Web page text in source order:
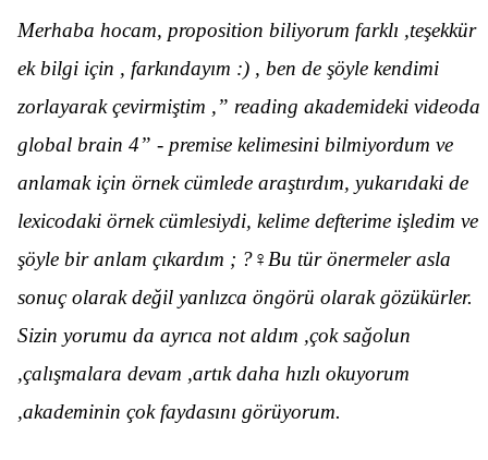
Merhaba hocam, proposition biliyorum farklı ,teşekkür
ek bilgi için , farkındayım :) , ben de şöyle kendimi
zorlayarak çevirmiştim ,” reading akademideki videoda
global brain 4” - premise kelimesini bilmiyordum ve
anlamak için örnek cümlede araştırdım, yukarıdaki de
lexicodaki örnek cümlesiydi, kelime defterime işledim ve
şöyle bir anlam çıkardım ; ?️‍♀️Bu tür önermeler asla
sonuç olarak değil yanlızca öngörü olarak gözükürler.
Sizin yorumu da ayrıca not aldım ,çok sağolun
,çalışmalara devam ,artık daha hızlı okuyorum
,akademinin çok faydasını görüyorum.